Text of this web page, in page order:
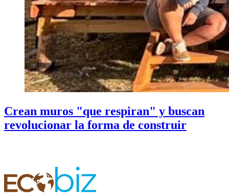
Crean muros "que respiran" y buscan
revolucionar la forma de construir